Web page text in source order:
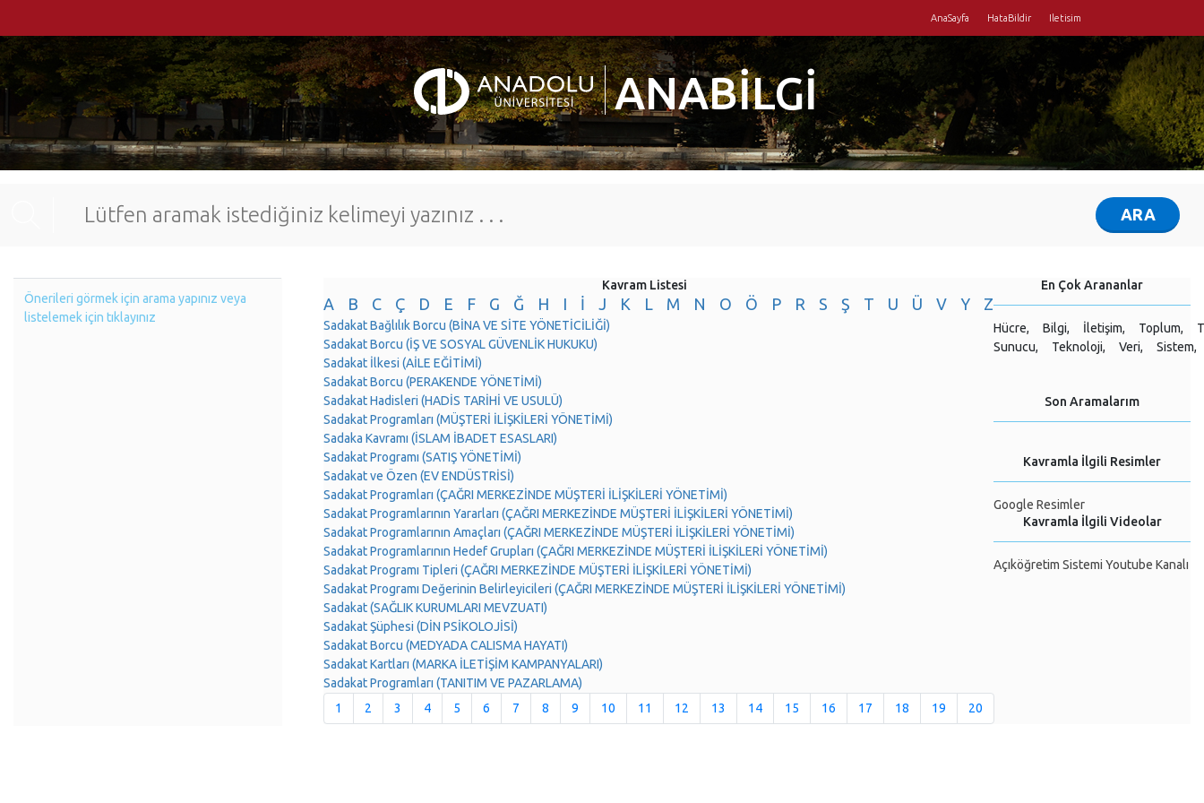
AnaSayfa HataBildir Iletisim
ANABİLGİ
Kavram Listesi
A B C Ç D E F G Ğ H I İ J K L M N O Ö P R S Ş T U Ü V Y Z
Sadakat Bağlılık Borcu (BİNA VE SİTE YÖNETİCİLİĞİ)
Sadakat Borcu (İŞ VE SOSYAL GÜVENLİK HUKUKU)
Sadakat İlkesi (AİLE EĞİTİMİ)
Sadakat Borcu (PERAKENDE YÖNETİMİ)
Sadakat Hadisleri (HADİS TARİHİ VE USULÜ)
Sadakat Programları (MÜŞTERİ İLİŞKİLERİ YÖNETİMİ)
Sadaka Kavramı (İSLAM İBADET ESASLARI)
Sadakat Programı (SATIŞ YÖNETİMİ)
Sadakat ve Özen (EV ENDÜSTRİSİ)
Sadakat Programları (ÇAĞRI MERKEZİNDE MÜŞTERİ İLİŞKİLERİ YÖNETİMİ)
Sadakat Programlarının Yararları (ÇAĞRI MERKEZİNDE MÜŞTERİ İLİŞKİLERİ YÖNETİMİ)
Sadakat Programlarının Amaçları (ÇAĞRI MERKEZİNDE MÜŞTERİ İLİŞKİLERİ YÖNETİMİ)
Sadakat Programlarının Hedef Grupları (ÇAĞRI MERKEZİNDE MÜŞTERİ İLİŞKİLERİ YÖNETİMİ)
Sadakat Programı Tipleri (ÇAĞRI MERKEZİNDE MÜŞTERİ İLİŞKİLERİ YÖNETİMİ)
Sadakat Programı Değerinin Belirleyicileri (ÇAĞRI MERKEZİNDE MÜŞTERİ İLİŞKİLERİ YÖNETİMİ)
Sadakat (SAĞLIK KURUMLARI MEVZUATI)
Sadakat Şüphesi (DİN PSİKOLOJİSİ)
Sadakat Borcu (MEDYADA CALISMA HAYATI)
Sadakat Kartları (MARKA İLETİŞİM KAMPANYALARI)
Sadakat Programları (TANITIM VE PAZARLAMA)
1
2 3 4 5 6 7 8 9 10 11 12 13 14 15 16 17 18 19 20
En Çok Arananlar
Hücre, Bilgi, İletişim, Toplum,
Sunucu,
Teknoloji, Veri, Sistem,
Son Aramalarım
Kavramla İlgili Resimler
Google Resimler
Kavramla İlgili Videolar
Açıköğretim Sistemi Youtube Kanalı
Önerileri görmek için arama yapınız veya
listelemek için tıklayınız